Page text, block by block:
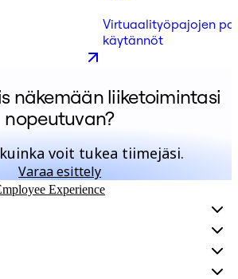
Virtuaalityöpajojen
käytännöt
näkemään liiketoimintasi
nopeutuvan?
voit tukea tiimejäsi.
Varaa esittely
Experience